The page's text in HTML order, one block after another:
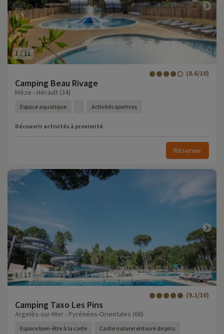
1 /11
Camping Beau Rivage
(8.6/10)
Mèze - Hérault (34)
Espace aquatique Activités sportives
Découvrir activités à proximité
Réserver
1/17
Camping Taxo Les Pins
(9.1/10)
Argelès-sur-Mer - Pyrénées-Orientales (66)
Espace bien-être à la carte Cadre naturel entouré de pins